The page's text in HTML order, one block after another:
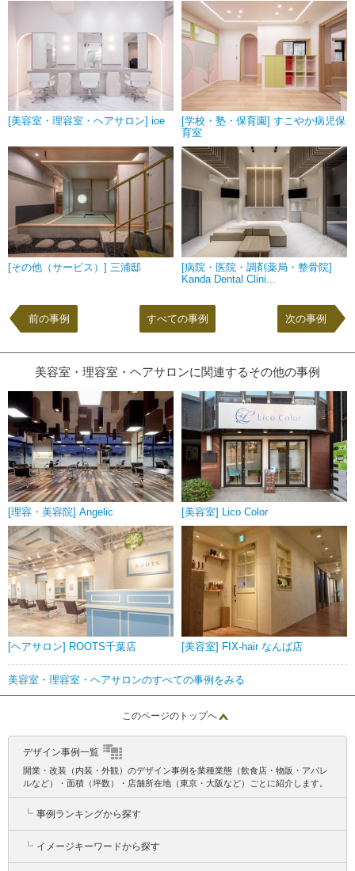
[美容室・理容室・ヘアサロン] ioe
[学校・塾・保育園] すこやか病児保
育室
[その他（サービス）] 三浦邸
[病院・医院・調剤薬局・整骨院]
Kanda Dental Clini...
前の事例 次の事例
すべての事例
美容室・理容室・ヘアサロンに関連するその他の事例
[理容・美容院] Angelic [美容室] Lico Color
[ヘアサロン] ROOTS千葉店 [美容室] FIX-hair なんば店
美容室・理容室・ヘアサロンのすべての事例をみる
このページのトップへ
デザイン事例一覧
開業・改装（内装・外観）のデザイン事例を業種業態（飲食店・物販・アパレ
ルなど）・面積（坪数）・店舗所在地（東京・大阪など）ごとに紹介します。
┗ 事例ランキングから探す
┗ イメージキーワードから探す